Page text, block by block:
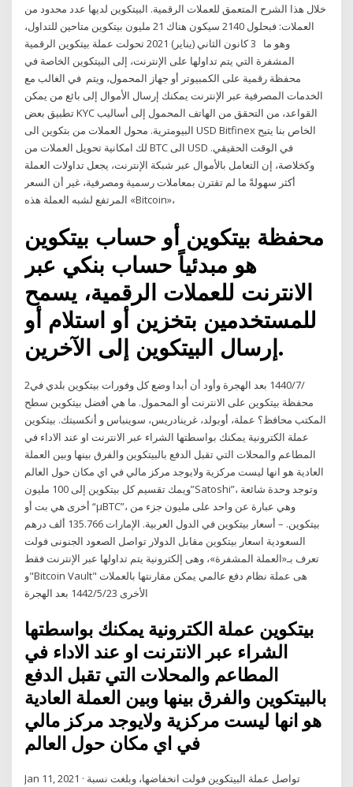
خلال هذا الشرح المتعمق للعملات الرقمية. البيتكوين لديها عدد محدود من
العملات: فبحلول 2140 سيكون هناك 21 مليون بيتكوين متاحين للتداول،
وهو ما 3 كانون الثاني (يناير) 2021 تحولت عملة بيتكوين الرقمية
المشفرة التي يتم تداولها على الإنترنت، إلى البيتكوين الخاصة في
محفظة رقمية على الكمبيوتر أو جهاز المحمول، ويتم في الغالب مع
الخدمات المصرفية عبر الإنترنت يمكنك إرسال الأموال إلى بائع من يمكن
تطبيق بعض KYC القواعد، من التحقق من الهاتف المحمول إلى أساليب
البيومترية. محول العملات من بتكوين الى USD Bitfinex الخاص بنا يتيح
لك امكانية تحويل العملات من BTC الى USD في الوقت الحقيقي.
وكخلاصة، إن التعامل بالأموال عبر شبكة الإنترنت، يجعل تداولات العملة
أكثر سهولةً ما لم تقترن بمعاملات رسمية ومصرفية، غير أن السعر
المرتفع لشبه العملة هذه «Bitcoin»،
محفظة بيتكوين أو حساب بيتكوين
هو مبدئياً حساب بنكي عبر
الانترنت للعملات الرقمية، يسمح
للمستخدمين بتخزين أو استلام أو
إرسال البيتكوين إلى الآخرين.
2‏‏/7‏‏/1440 بعد الهجرة وأود أن أبدا وضع كل وفورات بيتكوين بلدي في
محفظة بيتكوين على الانترنت أو المحمول. ما هي أفضل بيتكوين سطح
المكتب محافظ؟ عملة، أوبولد، غرينادريس، سوينباس و أنكسبتك. بيتكوين
عملة الكترونية يمكنك بواسطتها الشراء عبر الانترنت او عند الاداء في
المطاعم والمحلات التي تقبل الدفع بالبيتكوين والفرق بينها وبين العملة
العادية هو انها ليست مركزية ولايوجد مركز مالي في اي مكان حول العالم
ويمك تقسيم كل بيتكوين إلى 100 مليون”Satoshi”، وتوجد وحدة شائعة
أخرى هي بت أو “μBTC”، وهي عبارة عن واحد على مليون جزء من
بيتكوين. – أسعار بيتكوين في الدول العربية. الإمارات 135.766 ألف درهم
السعودية اسعار بيتكوين مقابل الدولار تواصل الصعود الجنونى فولت
تعرف بـ«العملة المشفرة»، وهى إلكترونية يتم تداولها عبر الإنترنت فقط
و"Bitcoin Vault" هى عملة نظام دفع عالمي يمكن مقارنتها بالعملات
الأخرى 23‏‏/5‏‏/1442 بعد الهجرة
بيتكوين عملة الكترونية يمكنك بواسطتها
الشراء عبر الانترنت او عند الاداء في
المطاعم والمحلات التي تقبل الدفع
بالبيتكوين والفرق بينها وبين العملة العادية
هو انها ليست مركزية ولايوجد مركز مالي
في اي مكان حول العالم
Jan 11, 2021 · تواصل عملة البيتكوين فولت انخفاضها، وبلغت نسبة